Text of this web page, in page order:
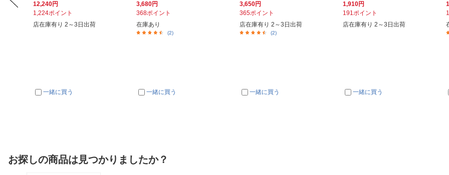
12,240円
1,224ポイント
店在庫有り 2～3日出荷
一緒に買う
3,680円
368ポイント
在庫あり
(2)
一緒に買う
3,650円
365ポイント
店在庫有り 2～3日出荷
(2)
一緒に買う
1,910円
191ポイント
店在庫有り 2～3日出荷
一緒に買う
お探しの商品は見つかりましたか？